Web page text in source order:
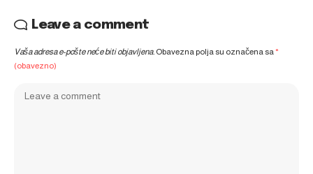
Leave a comment
Vaša adresa e-pošte neće biti objavljena. Obavezna polja su označena sa*
(obavezno)